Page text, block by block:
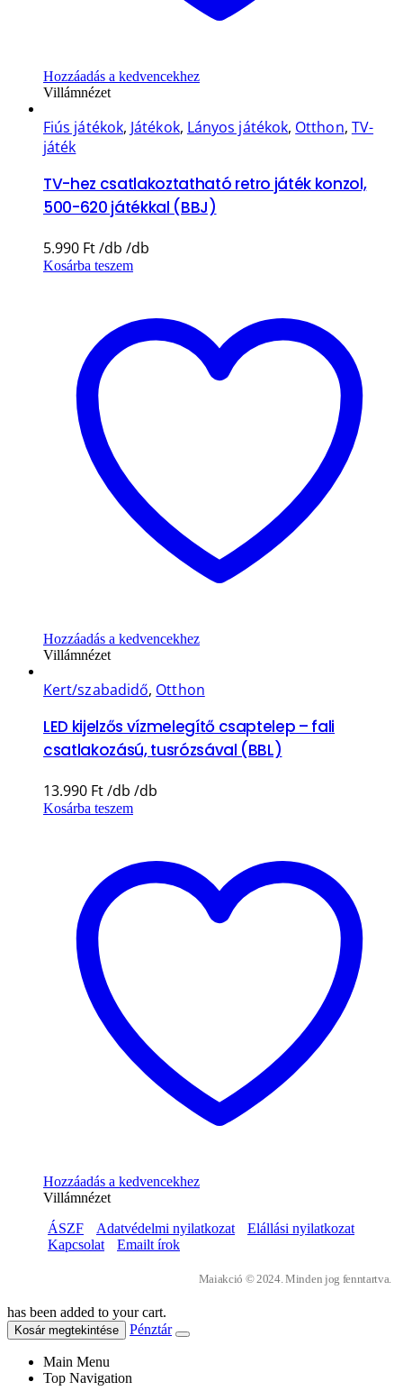
Hozzáadás a kedvencekhez
Villámnézet
Fiús játékok, Játékok, Lányos játékok, Otthon, TV-
játék
TV-hez csatlakoztatható retro játék konzol,
500-620 játékkal (BBJ)
5.990 Ft
Kosárba teszem
Hozzáadás a kedvencekhez
Villámnézet
Kert/szabadidő, Otthon
LED kijelzős vízmelegítő csaptelep – fali
csatlakozású, tusrózsával (BBL)
13.990 Ft
Kosárba teszem
Hozzáadás a kedvencekhez
Villámnézet
ÁSZF
Adatvédelmi nyilatkozat
Elállási nyilatkozat
Kapcsolat
Emailt írok
Maiakció © 2024. Minden jog fenntartva.
has been added to your cart.
Kosár megtekintése Pénztár
Main Menu
Top Navigation